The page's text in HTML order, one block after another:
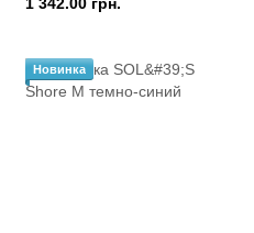
Новинка